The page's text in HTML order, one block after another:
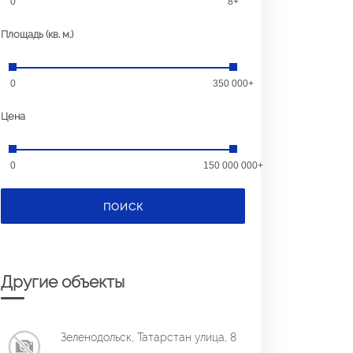
Площадь (кв. м.)
0 350 000+
Цена
0 150 000 000+
ПОИСК
Другие объекты
Зеленодольск, Татарстан улица, 8